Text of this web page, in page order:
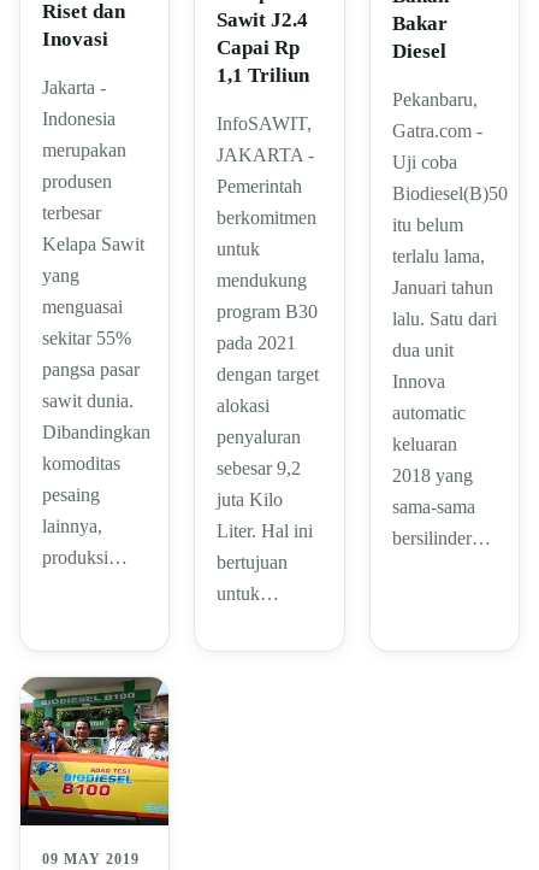
Riset dan
Inovasi
Jakarta -
Indonesia
merupakan
produsen
terbesar
Kelapa Sawit
yang
menguasai
sekitar 55%
pangsa pasar
sawit dunia.
Dibandingkan
komoditas
pesaing
lainnya,
produksi…
Sawit J2.4
Capai Rp
1,1 Triliun
InfoSAWIT,
JAKARTA -
Pemerintah
berkomitmen
untuk
mendukung
program B30
pada 2021
dengan target
alokasi
penyaluran
sebesar 9,2
juta Kilo
Liter. Hal ini
bertujuan
untuk…
Bakar
Diesel
Pekanbaru,
Gatra.com -
Uji coba
Biodiesel(B)50
itu belum
terlalu lama,
Januari tahun
lalu. Satu dari
dua unit
Innova
automatic
keluaran
2018 yang
sama-sama
bersilinder…
09 MAY 2019